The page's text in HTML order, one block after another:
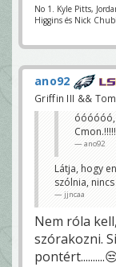
No 1. Kyle Pitts,
Higgins és Nick
ano92
Griffin III &&
óóóóóó,
ano92
Látja, hogy
szólnia,
jjncaa
Nem róla
szórakozni.